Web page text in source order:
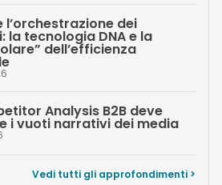
l’orchestrazione dei
la tecnologia DNA e la
dell’efficienza
Analysis B2B deve
i vuoti narrativi dei media
Vedi tutti gli approfondimenti >